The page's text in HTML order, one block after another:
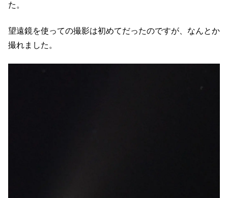
た。
望遠鏡を使っての撮影は初めてだったのですが、なんとか
撮れました。